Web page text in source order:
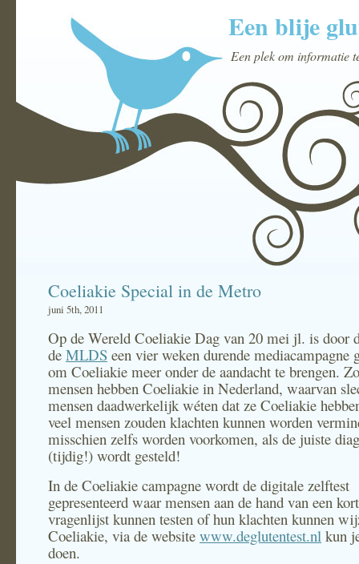
Een blije
Een plek om informatie
Coeliakie Special in de Metro
juni 5th, 2011
Op de Wereld Coeliakie Dag van 20 mei jl. is door
de MLDS een vier weken durende mediacampagne
om Coeliakie meer onder de aandacht te brengen.
mensen hebben Coeliakie in Nederland, waarvan
mensen daadwerkelijk wéten dat ze Coeliakie
veel mensen zouden klachten kunnen worden
misschien zelfs worden voorkomen, als de juiste
(tijdig!) wordt gesteld!
In de Coeliakie campagne wordt de digitale zelftest
gepresenteerd waar mensen aan de hand van een
vragenlijst kunnen testen of hun klachten kunnen
Coeliakie, via de website www.deglutentest.nl kun
doen.